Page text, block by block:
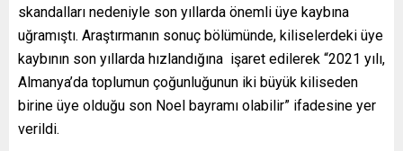
skandalları nedeniyle son yıllarda önemli üye kaybına
uğramıştı. Araştırmanın sonuç bölümünde, kiliselerdeki üye
kaybının son yıllarda hızlandığına işaret edilerek “2021 yılı,
Almanya’da toplumun çoğunluğunun iki büyük kiliseden
birine üye olduğu son Noel bayramı olabilir” ifadesine yer
verildi.